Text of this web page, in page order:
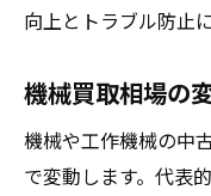
向上とトラブル防止
機械買取相場の
機械や工作機械の中
で変動します。代表